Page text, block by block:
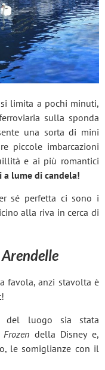
limita a pochi minuti,
sulla sponda
una sorta di mini
piccole imbarcazioni
e ai più romantici
a lume di candela!
sé perfetta ci sono i
alla riva in cerca di
favola, anzi stavolta è
del luogo sia stata
Frozendella Disney e,
le somiglianze con il